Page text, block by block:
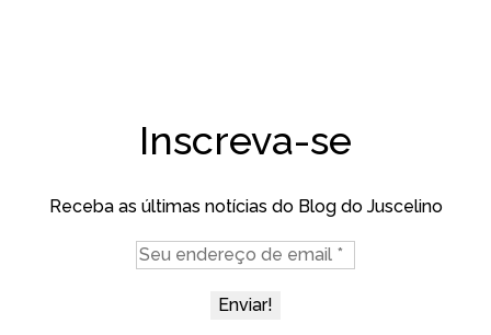
Inscreva-se
Receba as últimas notícias do Blog do Juscelino